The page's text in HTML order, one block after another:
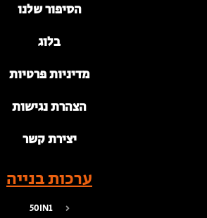
הסיפור שלנו
בלוג
מדיניות פרטיות
הצהרת נגישות
יצירת קשר
ערכות בנייה
50IN1